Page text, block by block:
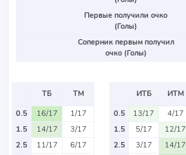
Первые получили очко
(Голы)
Соперник первым получил
очко (Голы)
ТБ
ТМ
0.5
16/17
1/17
1.5
14/17
3/17
2.5
11/17
6/17
ИТБ
ИТМ
0.5
13/17
4/17
1.5
5/17
12/17
2.5
3/17
14/17